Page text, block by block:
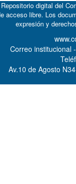
digital del
acceso libre. Los
expresión y
Correo institucional
Av.10 de Agosto